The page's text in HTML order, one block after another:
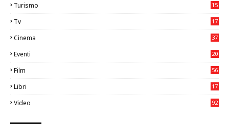
Turismo
15
Tv
17
Cinema
37
Eventi
20
Film
56
Libri
17
Video
92